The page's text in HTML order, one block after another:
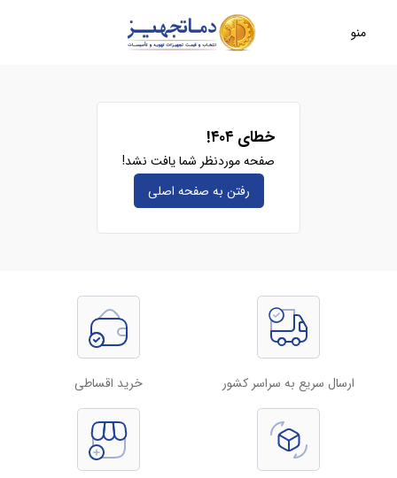
منو
خطای ۴۰۴!
صفحه موردنظر شما یافت نشد!
رفتن به صفحه‌ اصلی
ارسال سریع به سراسر کشور خرید اقساطی